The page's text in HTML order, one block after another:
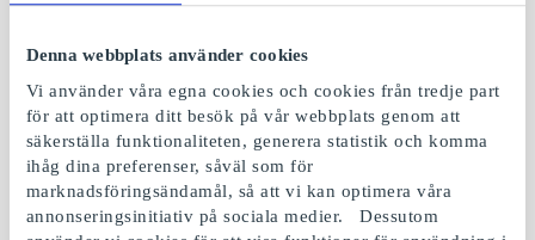
Denna webbplats använder cookies
Vi använder våra egna cookies och cookies från tredje part
för att optimera ditt besök på vår webbplats genom att
säkerställa funktionaliteten, generera statistik och komma
ihåg dina preferenser, såväl som för
marknadsföringsändamål, så att vi kan optimera våra
annonseringsinitiativ på sociala medier. Dessutom